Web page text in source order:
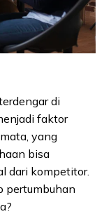
di
faktor
yang
bisa
dari kompetitor.
pertumbuhan